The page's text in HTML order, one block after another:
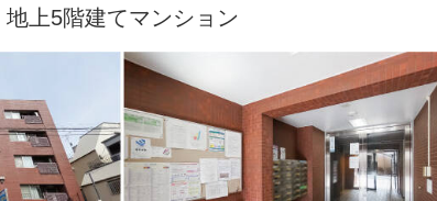
地上5階建てマンション